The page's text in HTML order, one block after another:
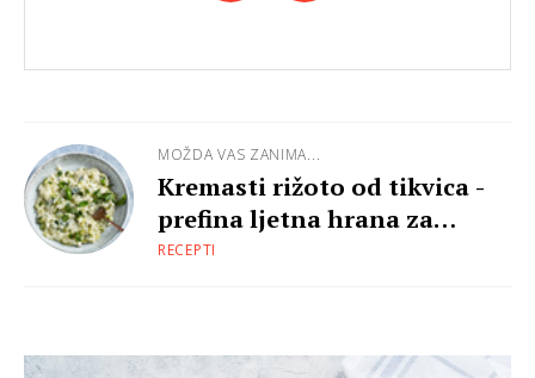
MOŽDA VAS ZANIMA...
Kremasti rižoto od tikvica -
prefina ljetna hrana za
utjehu
RECEPTI